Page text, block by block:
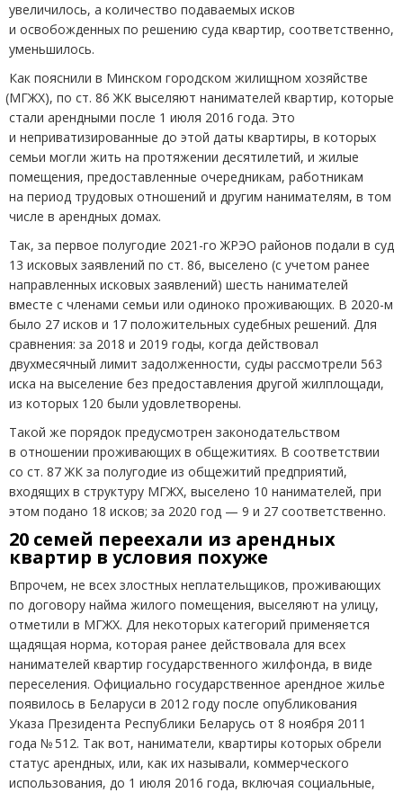
увеличилось, а количество подаваемых исков
и освобожденных по решению суда квартир, соответственно,
уменьшилось.
Как пояснили в Минском городском жилищном хозяйстве
(МГЖХ), по ст. 86 ЖК выселяют нанимателей квартир, которые
стали арендными после 1 июля 2016 года. Это
и неприватизированные до этой даты квартиры, в которых
семьи могли жить на протяжении десятилетий, и жилые
помещения, предоставленные очередникам, работникам
на период трудовых отношений и другим нанимателям, в том
числе в арендных домах.
Так, за первое полугодие 2021-го ЖРЭО районов подали в суд
13 исковых заявлений по ст. 86, выселено (с учетом ранее
направленных исковых заявлений) шесть нанимателей
вместе с членами семьи или одиноко проживающих. В 2020-м
было 27 исков и 17 положительных судебных решений. Для
сравнения: за 2018 и 2019 годы, когда действовал
двухмесячный лимит задолженности, суды рассмотрели 563
иска на выселение без предоставления другой жилплощади,
из которых 120 были удовлетворены.
Такой же порядок предусмотрен законодательством
в отношении проживающих в общежитиях. В соответствии
со ст. 87 ЖК за полугодие из общежитий предприятий,
входящих в структуру МГЖХ, выселено 10 нанимателей, при
этом подано 18 исков; за 2020 год — 9 и 27 соответственно.
20 семей переехали из арендных
квартир в условия похуже
Впрочем, не всех злостных неплательщиков, проживающих
по договору найма жилого помещения, выселяют на улицу,
отметили в МГЖХ. Для некоторых категорий применяется
щадящая норма, которая ранее действовала для всех
нанимателей квартир государственного жилфонда, в виде
переселения. Официально государственное арендное жилье
появилось в Беларуси в 2012 году после опубликования
Указа Президента Республики Беларусь от 8 ноября 2011
года № 512. Так вот, наниматели, квартиры которых обрели
статус арендных, или, как их называли, коммерческого
использования, до 1 июля 2016 года, включая социальные,